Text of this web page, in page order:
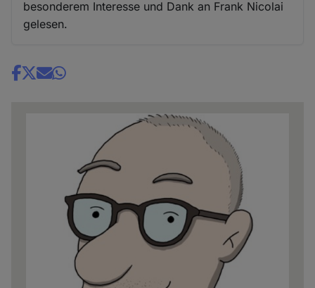
besonderem Interesse und Dank an Frank Nicolai
gelesen.
Share